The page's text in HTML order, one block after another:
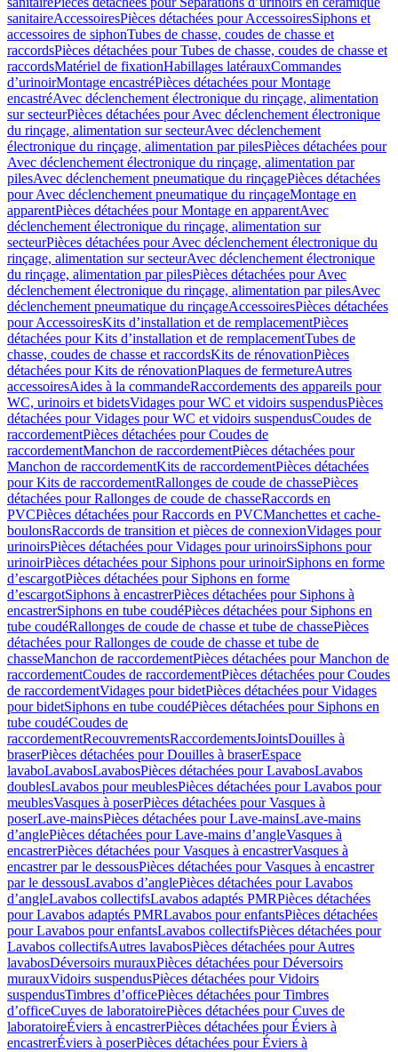
sanitaireAccessoiresPièces détachées pour AccessoiresSiphons et
accessoires de siphonTubes de chasse, coudes de chasse et
raccordsPièces détachées pour Tubes de chasse, coudes de chasse et
raccordsMatériel de fixationHabillages latérauxCommandes
dʼurinoirMontage encastréPièces détachées pour Montage
encastréAvec déclenchement électronique du rinçage, alimentation
sur secteurPièces détachées pour Avec déclenchement électronique
du rinçage, alimentation sur secteurAvec déclenchement
électronique du rinçage, alimentation par pilesPièces détachées pour
Avec déclenchement électronique du rinçage, alimentation par
pilesAvec déclenchement pneumatique du rinçagePièces détachées
pour Avec déclenchement pneumatique du rinçageMontage en
apparentPièces détachées pour Montage en apparentAvec
déclenchement électronique du rinçage, alimentation sur
secteurPièces détachées pour Avec déclenchement électronique du
rinçage, alimentation sur secteurAvec déclenchement électronique
du rinçage, alimentation par pilesPièces détachées pour Avec
déclenchement électronique du rinçage, alimentation par pilesAvec
déclenchement pneumatique du rinçageAccessoiresPièces détachées
pour AccessoiresKits d’installation et de remplacementPièces
détachées pour Kits d’installation et de remplacementTubes de
chasse, coudes de chasse et raccordsKits de rénovationPièces
détachées pour Kits de rénovationPlaques de fermetureAutres
accessoiresAides à la commandeRaccordements des appareils pour
WC, urinoirs et bidetsVidages pour WC et vidoirs suspendusPièces
détachées pour Vidages pour WC et vidoirs suspendusCoudes de
raccordementPièces détachées pour Coudes de
raccordementManchon de raccordementPièces détachées pour
Manchon de raccordementKits de raccordementPièces détachées
pour Kits de raccordementRallonges de coude de chassePièces
détachées pour Rallonges de coude de chasseRaccords en
PVCPièces détachées pour Raccords en PVCManchettes et cache-
boulonsRaccords de transition et pièces de connexionVidages pour
urinoirsPièces détachées pour Vidages pour urinoirsSiphons pour
urinoirPièces détachées pour Siphons pour urinoirSiphons en forme
d’escargotPièces détachées pour Siphons en forme
d’escargotSiphons à encastrerPièces détachées pour Siphons à
encastrerSiphons en tube coudéPièces détachées pour Siphons en
tube coudéRallonges de coude de chasse et tube de chassePièces
détachées pour Rallonges de coude de chasse et tube de
chasseManchon de raccordementPièces détachées pour Manchon de
raccordementCoudes de raccordementPièces détachées pour Coudes
de raccordementVidages pour bidetPièces détachées pour Vidages
pour bidetSiphons en tube coudéPièces détachées pour Siphons en
tube coudéCoudes de
raccordementRecouvrementsRaccordementsJointsDouilles à
braserPièces détachées pour Douilles à braserEspace
lavaboLavabosLavabosPièces détachées pour LavabosLavabos
doublesLavabos pour meublesPièces détachées pour Lavabos pour
meublesVasques à poserPièces détachées pour Vasques à
poserLave-mainsPièces détachées pour Lave-mainsLave-mains
d’anglePièces détachées pour Lave-mains d’angleVasques à
encastrerPièces détachées pour Vasques à encastrerVasques à
encastrer par le dessousPièces détachées pour Vasques à encastrer
par le dessousLavabos d’anglePièces détachées pour Lavabos
d’angleLavabos collectifsLavabos adaptés PMRPièces détachées
pour Lavabos adaptés PMRLavabos pour enfantsPièces détachées
pour Lavabos pour enfantsLavabos collectifsPièces détachées pour
Lavabos collectifsAutres lavabosPièces détachées pour Autres
lavabosDéversoirs murauxPièces détachées pour Déversoirs
murauxVidoirs suspendusPièces détachées pour Vidoirs
suspendusTimbres dʼofficePièces détachées pour Timbres
dʼofficeCuves de laboratoirePièces détachées pour Cuves de
laboratoireÉviers à encastrerPièces détachées pour Éviers à
encastrerÉviers à poserPièces détachées pour Éviers à